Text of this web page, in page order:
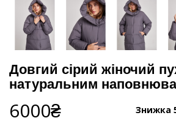
Довгий сірий жіночий
натуральним
6000₴ Знижка